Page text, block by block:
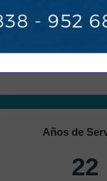
QUE
A
Años de
22